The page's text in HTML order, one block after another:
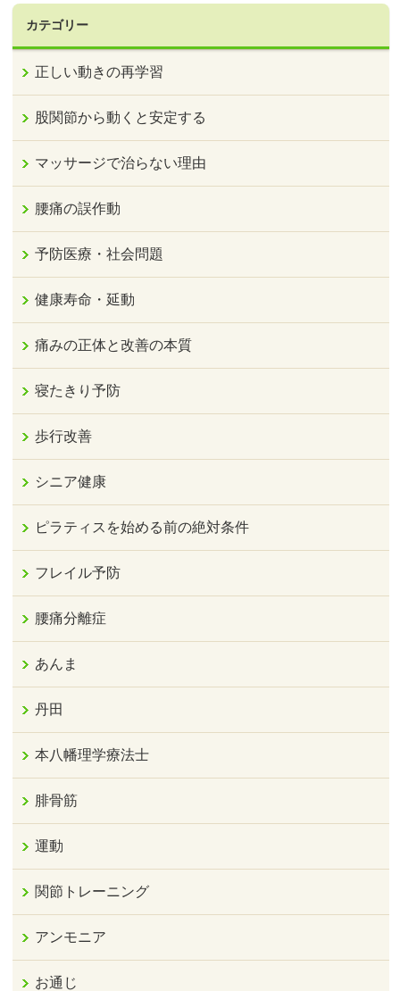
カテゴリー
正しい動きの再学習
股関節から動くと安定する
マッサージで治らない理由
腰痛の誤作動
予防医療・社会問題
健康寿命・延動
痛みの正体と改善の本質
寝たきり予防
歩行改善
シニア健康
ピラティスを始める前の絶対条件
フレイル予防
腰痛分離症
あんま
丹田
本八幡理学療法士
腓骨筋
運動
関節トレーニング
アンモニア
お通じ